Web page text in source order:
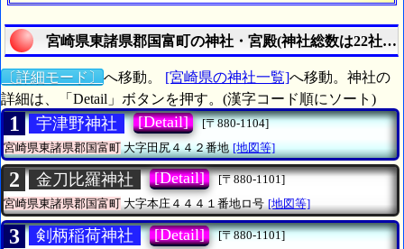
宮崎県東諸県郡国富町の神社・宮殿(神社総数は22社)
〔詳細モード〕 へ移動。 [宮崎県の神社一覧]へ移動。神社の
詳細は、「Detail」ボタンを押す。(漢字コード順にソート)
1 宇津野神社 [Detail]
[〒880-1104]
宮崎県東諸県郡国富町大字田尻４４２番地 [地図等]
2 金刀比羅神社 [Detail]
[〒880-1101]
宮崎県東諸県郡国富町大字本庄４４４１番地ロ号 [地図等]
3 剣柄稲荷神社 [Detail]
[〒880-1101]